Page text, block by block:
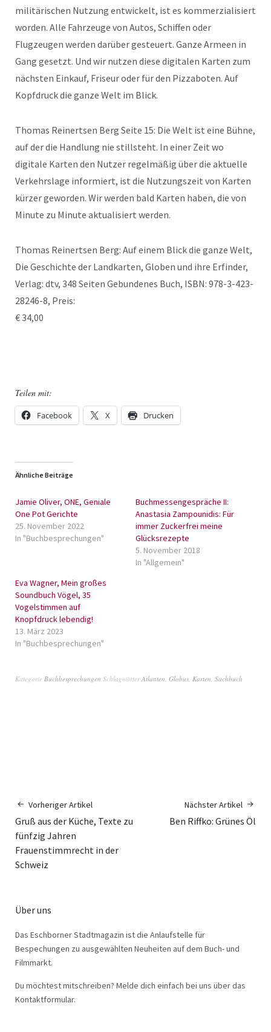
militärischen Nutzung entwickelt, ist es kommerzialisiert
worden. Alle Fahrzeuge von Autos, Schiffen oder
Flugzeugen werden darüber gesteuert. Ganze Armeen in
Gang gesetzt. Und wir nutzen diese digitalen Karten zum
nächsten Einkauf, Friseur oder für den Pizzaboten. Auf
Kopfdruck die ganze Welt im Blick.
Thomas Reinertsen Berg Seite 15: Die Welt ist eine Bühne,
auf der die Handlung nie stillsteht. In einer Zeit wo
digitale Karten den Nutzer regelmäßig über die aktuelle
Verkehrslage informiert, ist die Nutzungszeit von Karten
kürzer geworden. Wir werden bald Karten haben, die von
Minute zu Minute aktualisiert werden.
Thomas Reinertsen Berg: Auf einem Blick die ganze Welt,
Die Geschichte der Landkarten, Globen und ihre Erfinder,
Verlag: dtv, 348 Seiten Gebundenes Buch, ISBN: 978-3-423-
28246-8, Preis:
€ 34,00
Teilen mit:
Facebook X Drucken
Ähnliche Beiträge
Jamie Oliver, ONE, Geniale
One Pot Gerichte
25. November 2022
In "Buchbesprechungen"
Buchmessengespräche II:
Anastasia Zampounidis: Für
immer Zuckerfrei meine
Glücksrezepte
5. November 2018
In "Allgemein"
Eva Wagner, Mein großes
Soundbuch Vögel, 35
Vogelstimmen auf
Knopfdruck lebendig!
13. März 2023
In "Buchbesprechungen"
Kategorie Buchbesprechungen SchlagwörterAtlanten, Globus, Karten, Sachbuch
Vorheriger Artikel
Gruß aus der Küche, Texte zu
fünfzig Jahren
Frauenstimmrecht in der
Schweiz
Nächster Artikel
Ben Riffko: Grünes Öl
Über uns
Das Eschborner Stadtmagazin ist die Anlaufstelle für
Bespechungen zu ausgewählten Neuheiten auf dem Buch- und
Filmmarkt.
Du möchtest mitschreiben? Melde dich einfach bei uns über das
Kontaktformular.